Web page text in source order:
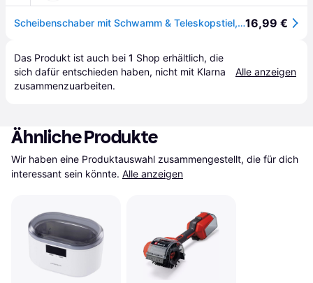
Scheibenschaber mit Schwamm & Teleskopstiel, 710 , 710 mm, Schwarz16,99 €
Das Produkt ist auch bei 1 Shop erhältlich, die
sich dafür entschieden haben, nicht mit Klarna
zusammenzuarbeiten.
Alle anzeigen
Ähnliche Produkte
Wir haben eine Produktauswahl zusammengestellt, die für dich
interessant sein könnte. Alle anzeigen